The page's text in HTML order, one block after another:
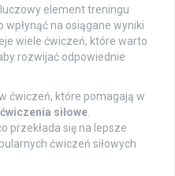
element treningu
na osiągane wyniki
wiele ćwiczeń, które warto
rozwijać odpowiednie
ćwiczeń, które pomagają w
ćwiczenia siłowe
przekłada się na lepsze
ćwiczeń siłowych